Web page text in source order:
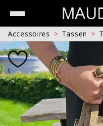
Accessoires Tassen